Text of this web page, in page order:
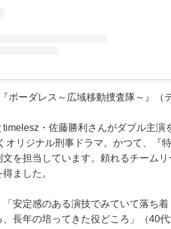
ボーダレス～広域移動捜査隊～』（
・佐藤勝利さんがダブル主
オリジナル刑事ドラマ。かつて、『
を担当しています。頼れるチーム
ました。
「安定感のある演技でみていて落ち
長年の培ってきた役どころ」（40